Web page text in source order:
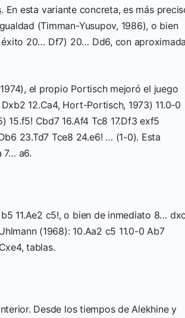
. En esta variante concreta, es más
(Timman-Yusupov, 1986), o bien
éxito 20… Df7) 20… Dd6, con
el propio Portisch mejoró el juego
12.Ca4, Hort-Portisch, 1973) 11.0-0
15.f5! Cbd7 16.Af4 Tc8 17.Df3 exf5
23.Td7 Tce8 24.e6! … (1-0). Esta
7… a6.
11.Ae2 c5!, o bien de inmediato 8…
(1968): 10.Aa2 c5 11.0-0 Ab7
tablas.
Desde los tiempos de Alekhine y